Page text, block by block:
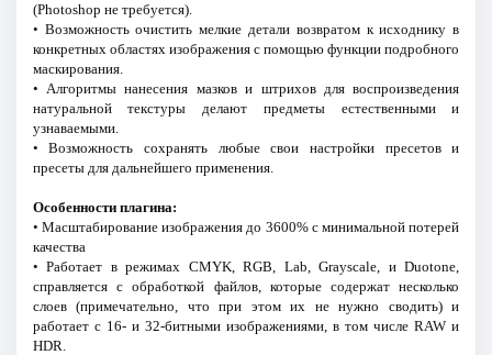
(Photoshop не требуется).
• Возможность очистить мелкие детали возвратом к исходнику в
конкретных областях изображения с помощью функции подробного
маскирования.
• Алгоритмы нанесения мазков и штрихов для воспроизведения
натуральной текстуры делают предметы естественными и
узнаваемыми.
• Возможность сохранять любые свои настройки пресетов и
пресеты для дальнейшего применения.
Особенности плагина:
• Масштабирование изображения до 3600% с минимальной потерей
качества
• Работает в режимах CMYK, RGB, Lab, Grayscale, и Duotone,
справляется с обработкой файлов, которые содержат несколько
слоев (примечательно, что при этом их не нужно сводить) и
работает с 16- и 32-битными изображениями, в том числе RAW и
HDR.